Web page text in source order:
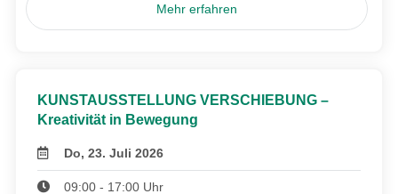
Mehr erfahren
KUNSTAUSSTELLUNG VERSCHIEBUNG –
Kreativität in Bewegung
Do, 23. Juli 2026
09:00 - 17:00 Uhr